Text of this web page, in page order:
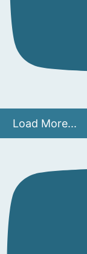
Load More...